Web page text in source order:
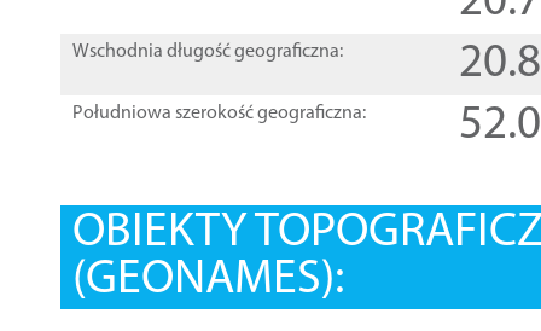
Wschodnia długość geograficzna:
Południowa szerokość geograficzna:
OBIEKTY
(GEONAMES):